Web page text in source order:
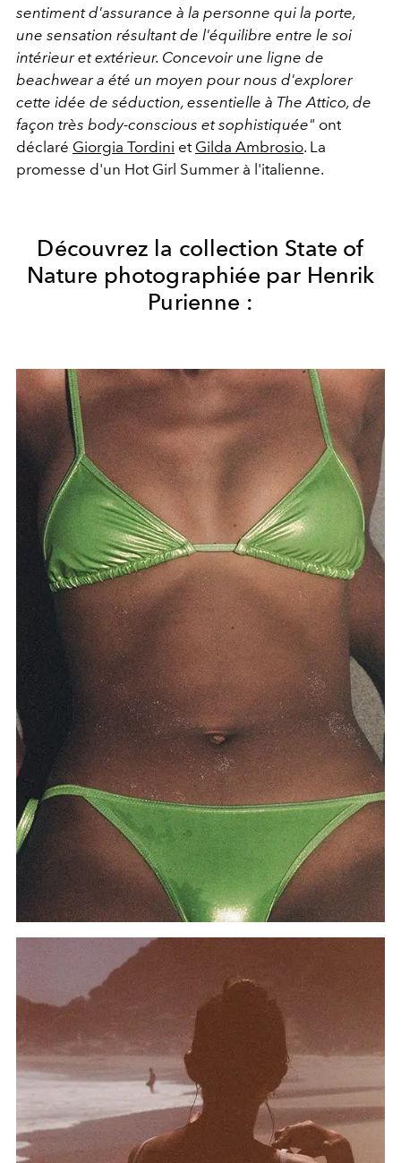
sentiment d'assurance à la personne qui la porte,
une sensation résultant de l'équilibre entre le soi
intérieur et extérieur. Concevoir une ligne de
beachwear a été un moyen pour nous d'explorer
cette idée de séduction, essentielle à The Attico, de
façon très body-conscious et sophistiquée" ont
déclaré Giorgia Tordini et Gilda Ambrosio. La
promesse d'un Hot Girl Summer à l'italienne.
Découvrez la collection State of
Nature photographiée par Henrik
Purienne :